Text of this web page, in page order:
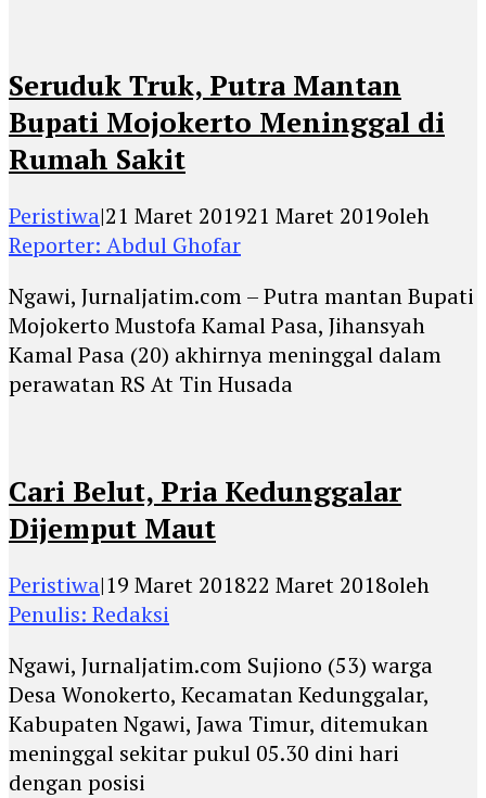
Seruduk Truk, Putra Mantan
Bupati Mojokerto Meninggal di
Rumah Sakit
Peristiwa|21 Maret 201921 Maret 2019oleh
Reporter: Abdul Ghofar
Ngawi, Jurnaljatim.com – Putra mantan Bupati
Mojokerto Mustofa Kamal Pasa, Jihansyah
Kamal Pasa (20) akhirnya meninggal dalam
perawatan RS At Tin Husada
Cari Belut, Pria Kedunggalar
Dijemput Maut
Peristiwa|19 Maret 201822 Maret 2018oleh
Penulis: Redaksi
Ngawi, Jurnaljatim.com Sujiono (53) warga
Desa Wonokerto, Kecamatan Kedunggalar,
Kabupaten Ngawi, Jawa Timur, ditemukan
meninggal sekitar pukul 05.30 dini hari
dengan posisi